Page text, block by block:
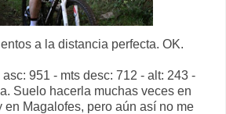
a la distancia perfecta. OK.
asc: 951 - mts desc: 712 - alt: 243 -
Suelo hacerla muchas veces en
en Magalofes, pero aún así no me